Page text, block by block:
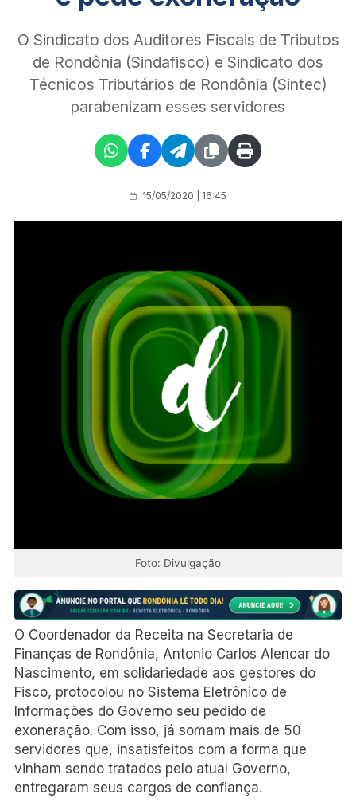
O Sindicato dos Auditores Fiscais de Tributos
de Rondônia (Sindafisco) e Sindicato dos
Técnicos Tributários de Rondônia (Sintec)
parabenizam esses servidores
15/05/2020 | 16:45
Foto: Divulgação
O Coordenador da Receita na Secretaria de
Finanças de Rondônia, Antonio Carlos Alencar do
Nascimento, em solidariedade aos gestores do
Fisco, protocolou no Sistema Eletrônico de
Informações do Governo seu pedido de
exoneração. Com isso, já somam mais de 50
servidores que, insatisfeitos com a forma que
vinham sendo tratados pelo atual Governo,
entregaram seus cargos de confiança.